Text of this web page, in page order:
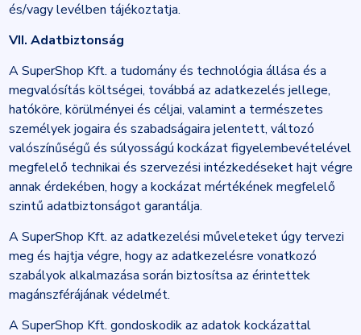
és/vagy levélben tájékoztatja.
VII. Adatbiztonság
A SuperShop Kft. a tudomány és technológia állása és a
megvalósítás költségei, továbbá az adatkezelés jellege,
hatóköre, körülményei és céljai, valamint a természetes
személyek jogaira és szabadságaira jelentett, változó
valószínűségű és súlyosságú kockázat figyelembevételével
megfelelő technikai és szervezési intézkedéseket hajt végre
annak érdekében, hogy a kockázat mértékének megfelelő
szintű adatbiztonságot garantálja.
A SuperShop Kft. az adatkezelési műveleteket úgy tervezi
meg és hajtja végre, hogy az adatkezelésre vonatkozó
szabályok alkalmazása során biztosítsa az érintettek
magánszférájának védelmét.
A SuperShop Kft. gondoskodik az adatok kockázattal